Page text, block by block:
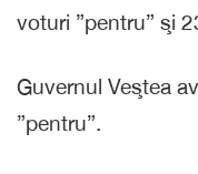
voturi ”pentru” şi
Guvernul Veştea
”pentru”.